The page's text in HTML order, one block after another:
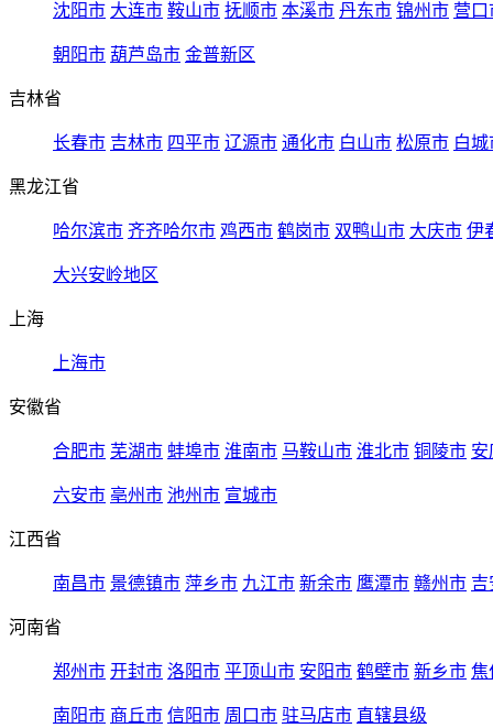
沈阳市 大连市 鞍山市 抚顺市 本溪市 丹东市 锦州市 营口
朝阳市 葫芦岛市 金普新区
吉林省
长春市 吉林市 四平市 辽源市 通化市 白山市 松原市 白城
黑龙江省
哈尔滨市 齐齐哈尔市 鸡西市 鹤岗市 双鸭山市 大庆市 伊
大兴安岭地区
上海
上海市
安徽省
合肥市 芜湖市 蚌埠市 淮南市 马鞍山市 淮北市 铜陵市 安
六安市 亳州市 池州市 宣城市
江西省
南昌市 景德镇市 萍乡市 九江市 新余市 鹰潭市 赣州市 吉
河南省
郑州市 开封市 洛阳市 平顶山市 安阳市 鹤壁市 新乡市 焦
南阳市 商丘市 信阳市 周口市 驻马店市 直辖县级